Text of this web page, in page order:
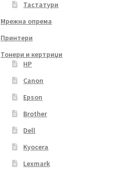
Тастатури
Мрежна опрема
Принтери
Тонери и кертриџи
HP
Canon
Epson
Brother
Dell
Kyocera
Lexmark